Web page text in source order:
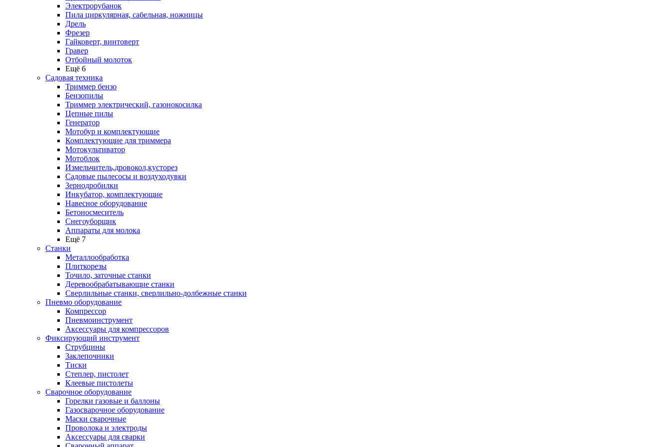
Электрорубанок
Пила циркулярная, сабельная, ножницы
Дрель
Фрезер
Гайковерт, винтоверт
Гравер
Отбойный молоток
Ещё 6
Садовая техника
Триммер бензо
Бензопилы
Триммер электрический, газонокосилка
Цепные пилы
Генератор
Мотобур и комплектующие
Комплектующие для триммера
Мотокультиватор
Мотоблок
Измельчитель,дровокол,кусторез
Садовые пылесосы и воздуходувки
Зернодробилки
Инкубатор, комплектующие
Навесное оборудование
Бетоносмеситель
Снегоуборщик
Аппараты для молока
Ещё 7
Станки
Металлообработка
Плиткорезы
Точило, заточные станки
Деревообрабатывающие станки
Сверлильные станки, сверлильно-долбежные станки
Пневмо оборудование
Компрессор
Пневмоинструмент
Аксессуары для компрессоров
Фиксирующий инструмент
Струбцины
Заклепочники
Тиски
Степлер, пистолет
Клеевые пистолеты
Сварочное оборудование
Горелки газовые и баллоны
Газосварочное оборудование
Маски сварочные
Проволока и электроды
Аксессуары для сварки